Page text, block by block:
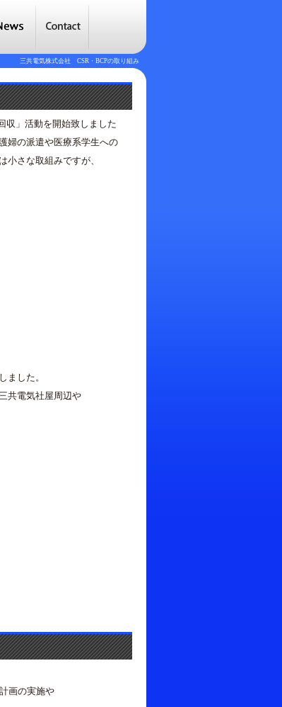
三共電気株式会社 CSR・BCPの取り組み
収」活動を開始致しました
の派遣や医療系学生への
さな取組みですが、
した。
共電気社屋周辺や
画の実施や